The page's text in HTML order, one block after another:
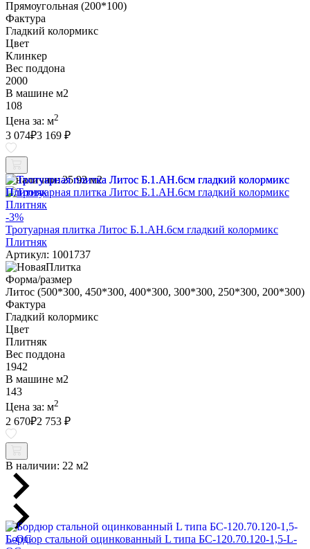
Прямоугольная (200*100)
Фактура
Гладкий колормикс
Цвет
Клинкер
Вес поддона
2000
В машине м2
108
Цена за: м2
3 074₽3 169 ₽
В наличии: 25.92 м2
-3%
Тротуарная плитка Литос Б.1.АН.6см гладкий колормикс
Плитняк
Артикул: 1001737
Форма/размер
Литос (500*300, 450*300, 400*300, 300*300, 250*300, 200*300)
Фактура
Гладкий колормикс
Цвет
Плитняк
Вес поддона
1942
В машине м2
143
Цена за: м2
2 670₽2 753 ₽
В наличии: 22 м2
Бордюр стальной оцинкованный L типа БС-120.70.120-1,5-L-